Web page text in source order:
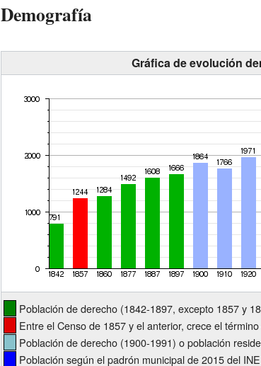
Demografía
Gráfica de evolución
Población de derecho (1842-1897, excepto 1857 y
Entre el Censo de 1857 y el anterior, crece el
Población de derecho (1900-1991) o población
Población según el padrón municipal de 2015 del